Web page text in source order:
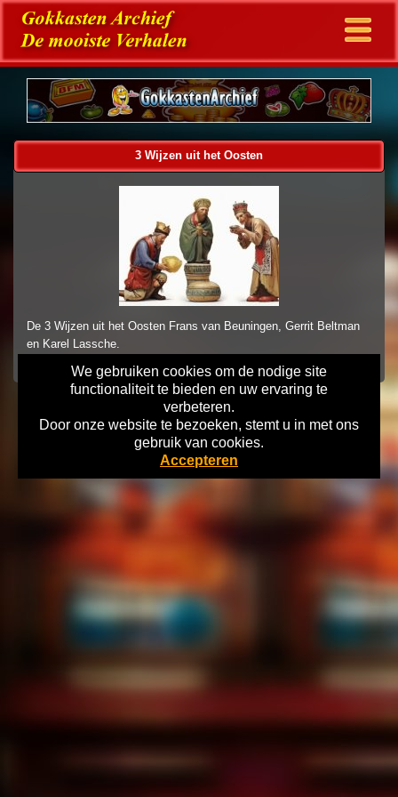
We gebruiken cookies om de nodige site
functionaliteit te bieden en uw ervaring te
verbeteren.
Door onze website te bezoeken, stemt u in met ons
gebruik van cookies.
Accepteren
3 Wijzen uit het Oosten
De 3 Wijzen uit het Oosten Frans van Beuningen, Gerrit Beltman
en Karel Lassche.
Home
Copyright 2026 Gokkasten-Archief.nl Lees hier alles over de Historie
Nederlandse Kansspelen